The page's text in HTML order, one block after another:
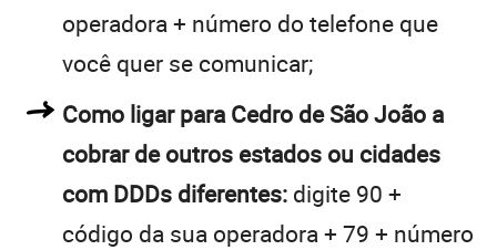
operadora + número do telefone que
você quer se comunicar;
Como ligar para Cedro de São João a
cobrar de outros estados ou cidades
com DDDs diferentes: digite 90 +
código da sua operadora + 79 + número